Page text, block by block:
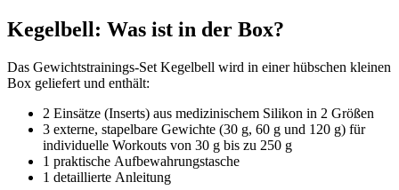
Kegelbell: Was ist in der Box?
Das Gewichtstrainings-Set Kegelbell wird in einer hübschen kleinen
Box geliefert und enthält:
2 Einsätze (Inserts) aus medizinischem Silikon in 2 Größen
3 externe, stapelbare Gewichte (30 g, 60 g und 120 g) für
individuelle Workouts von 30 g bis zu 250 g
1 praktische Aufbewahrungstasche
1 detaillierte Anleitung